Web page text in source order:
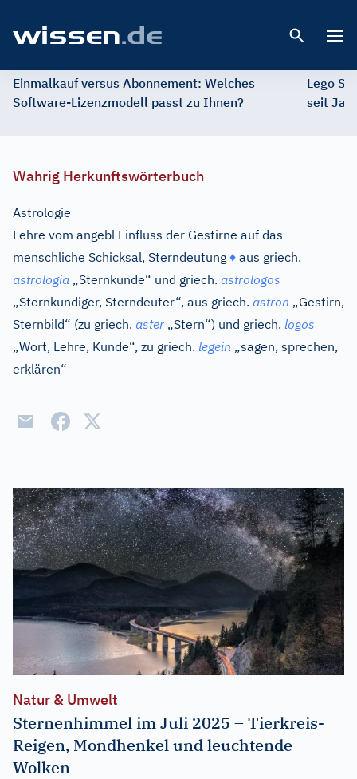
Einmalkauf versus Abonnement: Welches
Software-Lizenzmodell passt zu Ihnen?
Lego
seit
Wahrig Herkunftswörterbuch
Astrologie
Lehre vom angebl Einfluss der Gestirne auf das
menschliche Schicksal, Sterndeutung ♦ aus griech.
astrologia „Sternkunde“ und griech. astrologos
„Sternkundiger, Sterndeuter“, aus griech. astron „Gestirn,
Sternbild“ (zu griech. aster „Stern“) und griech. logos
„Wort, Lehre, Kunde“, zu griech. legein „sagen, sprechen,
erklären“
Natur & Umwelt
Sternenhimmel im Juli 2025 – Tierkreis-
Reigen, Mondhenkel und leuchtende
Wolken